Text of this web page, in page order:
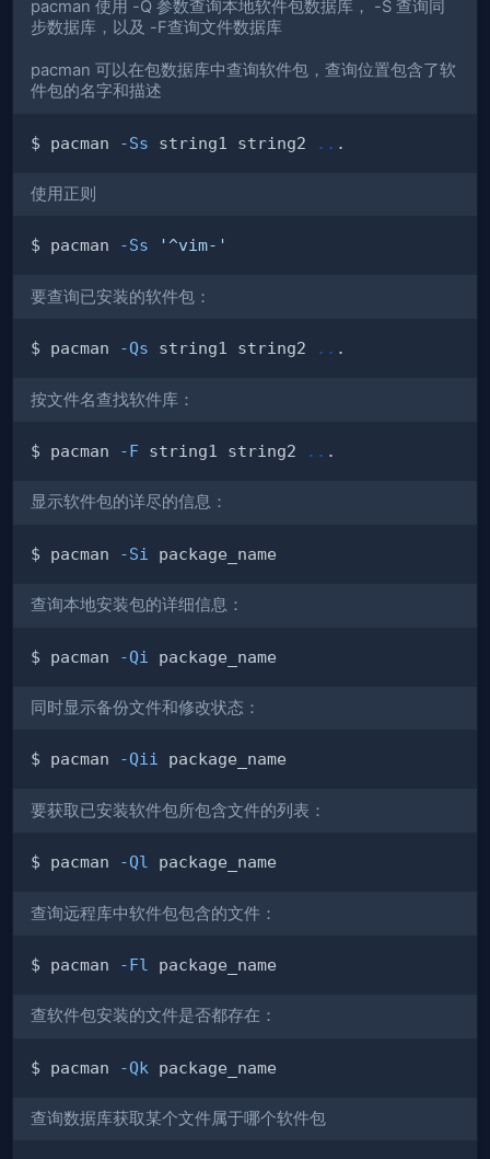
pacman 使用 -Q 参数查询本地软件包数据库， -S 查询同
步数据库，以及 -F查询文件数据库
pacman 可以在包数据库中查询软件包，查询位置包含了软
件包的名字和描述
$ pacman -Ss string1 string2 ..
使用正则
$ pacman -Ss '^vim-'
要查询已安装的软件包：
$ pacman -Qs string1 string2 ..
按文件名查找软件库：
$ pacman -F string1 string2 ..
显示软件包的详尽的信息：
$ pacman -Si
查询本地安装包的详细信息：
$ pacman -Qi
同时显示备份文件和修改状态：
$ pacman -Qii
要获取已安装软件包所包含文件的列表：
$ pacman -Ql
查询远程库中软件包包含的文件：
$ pacman -Fl
查软件包安装的文件是否都存在：
$ pacman -Qk
查询数据库获取某个文件属于哪个软件包